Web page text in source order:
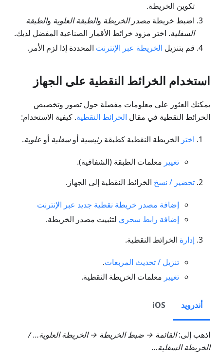
تكوين الخريطة.
اضبط خريطة مصدر الخريطة والطبقة العلوية والطبقة
السفلية. اختر مزود خرائط الأقمار الصناعية المفضل لديك.
قم بتنزيل الخريطة عبر الإنترنت المحددة إذا لزم الأمر.
استخدام الخرائط النقطية على الجهاز
يمكنك العثور على معلومات مفصلة حول تصور وتخصيص
الخرائط النقطية في مقال الخرائط النقطية. كيفية الاستخدام:
اختر الخريطة النقطية كطبقة رئيسية أوسفلية أو علوية.
تغيير معلمات الطبقة (الشفافية).
تحضير / نسخ الخرائط النقطية إلى الجهاز.
إضافة مصدر خريطة نقطية جديد عبر الإنترنت
إضافة رابط سحري لتثبيت مصدر الخريطة.
إدارة الخرائط النقطية.
تنزيل / تحديث المربعات.
تغيير معلمات الخريطة النقطية.
أندرويد iOS
اذهب إلى:القائمة → ضبط الخريطة → الخريطة العلوية…/
الخريطة السفلية…